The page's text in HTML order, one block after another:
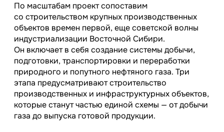
По масштабам проект сопоставим
со строительством крупных производственных
объектов времен первой, еще советской волны
индустриализации Восточной Сибири.
Он включает в себя создание системы добычи,
подготовки, транспортировки и переработки
природного и попутного нефтяного газа. Три
этапа предусматривают строительство
производственных и инфраструктурных объектов,
которые станут частью единой схемы — от добычи
газа до выпуска готовой продукции.